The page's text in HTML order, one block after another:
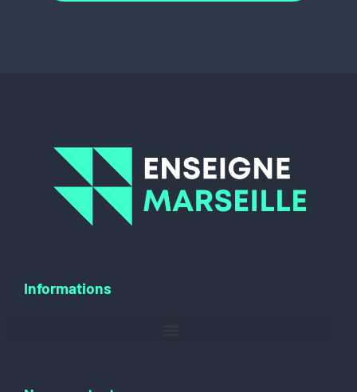
Informations